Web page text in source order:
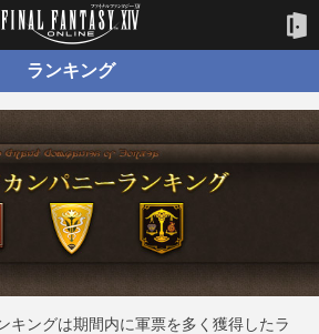
ランキング
キングは期間内に軍票を多く獲得したラ